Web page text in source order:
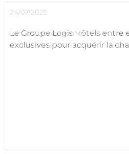
24/07/2025
Le Groupe Logis Hôtels entre
exclusives pour acquérir la